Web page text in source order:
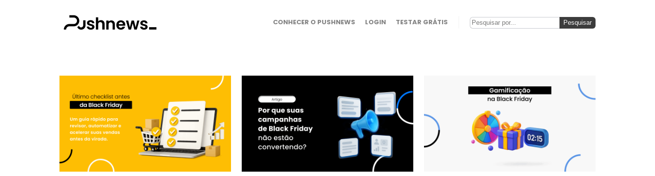
CONHECER O PUSHNEWS LOGIN TESTAR GRÁTIS